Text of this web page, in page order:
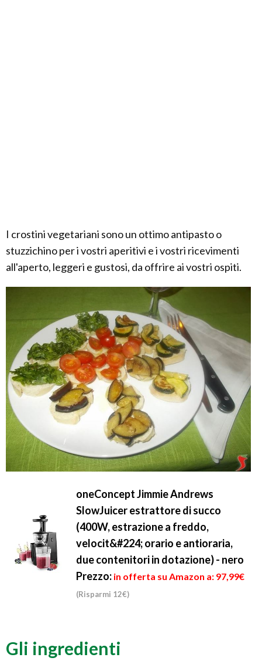
I crostini vegetariani sono un ottimo antipasto o
stuzzichino per i vostri aperitivi e i vostri ricevimenti
all'aperto, leggeri e gustosi, da offrire ai vostri ospiti.
oneConcept Jimmie Andrews
SlowJuicer estrattore di succo
(400W, estrazione a freddo,
velocit&#224; orario e antioraria,
due contenitori in dotazione) - nero
Prezzo: in offerta su Amazon a: 97,99€
(Risparmi 12€)
Gli ingredienti